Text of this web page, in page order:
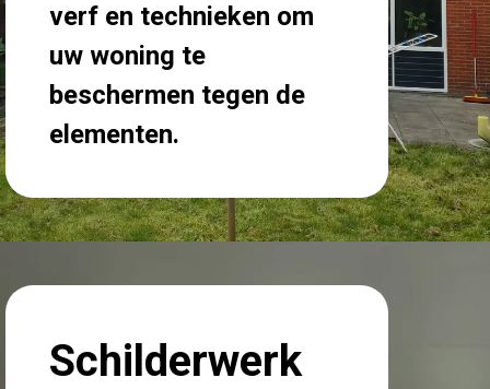
verf en technieken om
uw woning te
beschermen tegen de
elementen.
Schilderwerk